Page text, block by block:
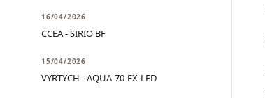
16/04/2026
CCEA - SIRIO BF
15/04/2026
VYRTYCH - AQUA-70-EX-LED